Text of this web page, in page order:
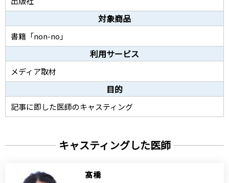
対象商品
書籍「non-no」
利用サービス
メディア取材
目的
記事に即した医師のキャスティング
キャスティングした医師
髙橋